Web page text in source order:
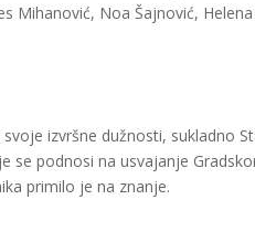
Mihanović, Noa Šajnović,
izvršne dužnosti, sukladno
podnosi na usvajanje
primilo je na znanje.